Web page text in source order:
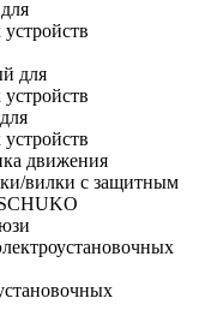
для
движения
вилки с защитным